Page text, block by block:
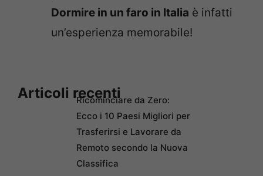
Dormire in un faro in Italia è infatti
un’esperienza memorabile!
Articoli recentiRicominciare da Zero:
Ecco i 10 Paesi Migliori per
Trasferirsi e Lavorare da
Remoto secondo la Nuova
Classifica